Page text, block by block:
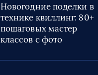
Новогодние поделки в
технике квиллинг: 80+
пошаговых мастер
классов с фото